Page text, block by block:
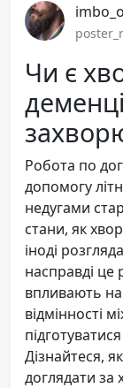
Чи є
Робота по
допомогу
недугами
стани, як
іноді
насправді це
впливають
відмінності
Дізнайтеся,
доглядати за